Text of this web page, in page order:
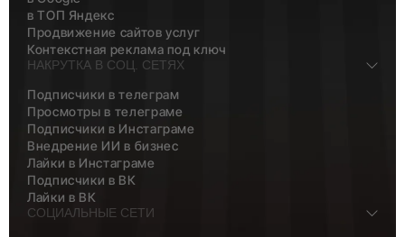
в ТОП Яндекс
Продвижение сайтов услуг
Контекстная реклама под ключ
НАКРУТКА В СОЦ. СЕТЯХ
Подписчики в телеграм
Просмотры в телеграме
Подписчики в Инстаграме
Внедрение ИИ в бизнес
Лайки в Инстаграме
Подписчики в ВК
Лайки в ВК
СОЦИАЛЬНЫЕ СЕТИ